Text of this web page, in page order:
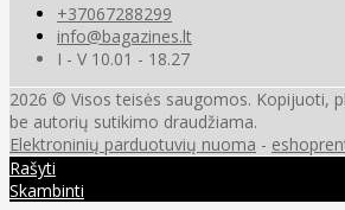
+37067288299
info@bagazines.lt
I - V 10.01 - 18.27
2026 © Visos teisės saugomos. Kopijuoti,
be autorių sutikimo draudžiama.
Elektroninių parduotuvių nuoma -
Rašyti
Skambinti